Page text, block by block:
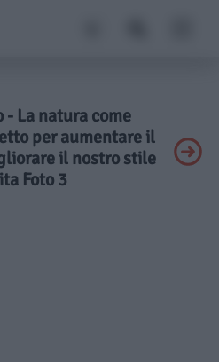
La natura come
per aumentare il
il nostro stile
Foto 3